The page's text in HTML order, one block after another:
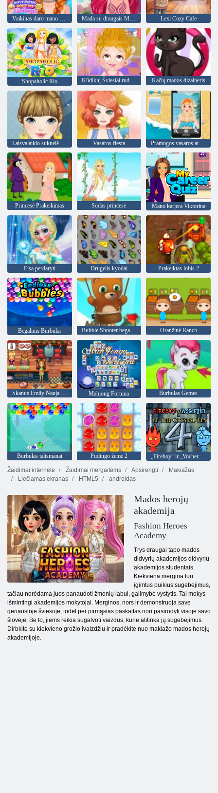
Vaikinas daro mano makiažą Mada su draugais Multiplayer Lexi Cozy Cafe
Shopaholic Rio Kūdikių Šviesiai ruda Plaukų Diena Kačių mados dizaineris
Laisvalaikio suknelė Mada Vasaros fiesta Pramogos vasaros atostogų
Princesė Prakeikimas Sodas princesė Mano karjera Viktorina
Elsa perdaryti Drugelis kyodai Prakeiktas lobis 2
Begalinis Burbulai Bubble Shooter begalinis Oranžinė Ranch
Skanus Emily Nauja pradžia Mahjong Fortuna Burbulas Gemes
Burbulas talismanai Pudingo žemė 2
„Fireboy“ ir „Vochergirl 4“: „Crystal Temple“
Žaidimai internete
Žaidimai mergaitėms Apsirengti
Makiažas
Liečiamas ekranas
HTML5 androidas
Mados herojų
akademija
Fashion Heroes
Academy
Trys draugai tapo mados
didvyrių akademijos didvyrių
akademijos studentais.
Kiekviena mergina turi
įgimtus puikius sugebėjimus,
tačiau norėdama juos panaudoti žmonių labui, galimybė vystytis. Tai mokys
išmintingi akademijos mokytojai. Merginos, nors ir demonstruoja save
geriausioje šviesoje, todėl per pirmąsias paskaitas nori pasirodyti visoje savo
šlovėje. Be to, jiems reikia sugalvoti vaizdus, kurie atitinka jų sugebėjimus.
Dirbkite su kiekvieno grožio įvaizdžiu ir pradėkite nuo makiažo mados herojų
akademijoje.